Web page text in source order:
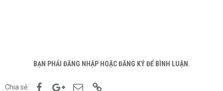
BẠN PHẢI ĐĂNG NHẬP HOẶC ĐĂNG KÝ ĐỂ BÌNH LUẬN.
Chia sẻ: FacebookGoogle+Email